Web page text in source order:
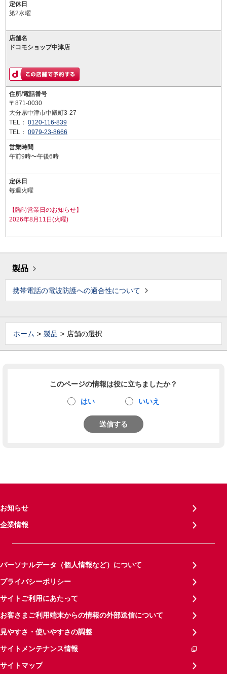
定休日
第2水曜
店舗名
ドコモショップ中津店
住所/電話番号
〒871-0030
大分県中津市中殿町3-27
TEL： 0120-116-839
TEL： 0979-23-8666
営業時間
午前9時〜午後6時
定休日
毎週火曜
【臨時営業日のお知らせ】
2026年8月11日(火曜)
製品
携帯電話の電波防護への適合性について
ホーム 製品 店舗の選択
このページの情報は役に立ちましたか？
はい いいえ
送信する
お知らせ
企業情報
パーソナルデータ（個人情報など）について
プライバシーポリシー
サイトご利用にあたって
お客さまご利用端末からの情報の外部送信について
見やすさ・使いやすさの調整
サイトメンテナンス情報
サイトマップ